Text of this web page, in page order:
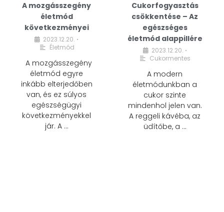
A mozgásszegény
életmód
következményei
2023.12.20. •
Életmód
A mozgásszegény
életmód egyre
inkább elterjedőben
van, és ez súlyos
egészségügyi
következményekkel
jár. A …
Cukorfogyasztás
csökkentése – Az
egészséges
életmód alappillére
2023.12.20. •
Cukormentes
A modern
életmódunkban a
cukor szinte
mindenhol jelen van.
A reggeli kávéba, az
üdítőbe, a …